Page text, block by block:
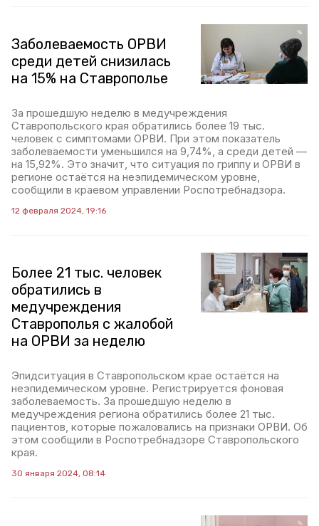
Заболеваемость ОРВИ
среди детей снизилась
на 15% на Ставрополье
За прошедшую неделю в медучреждения
Ставропольского края обратились более 19 тыс.
человек с симптомами ОРВИ. При этом показатель
заболеваемости уменьшился на 9,74%, а среди детей —
на 15,92%. Это значит, что ситуация по гриппу и ОРВИ в
регионе остаётся на неэпидемическом уровне,
сообщили в краевом управлении Роспотребнадзора.
12 февраля 2024, 19:16
Более 21 тыс. человек
обратились в
медучреждения
Ставрополья с жалобой
на ОРВИ за неделю
Эпидситуация в Ставропольском крае остаётся на
неэпидемическом уровне. Регистрируется фоновая
заболеваемость. За прошедшую неделю в
медучреждения региона обратились более 21 тыс.
пациентов, которые пожаловались на признаки ОРВИ. Об
этом сообщили в Роспотребнадзоре Ставропольского
края.
30 января 2024, 08:14